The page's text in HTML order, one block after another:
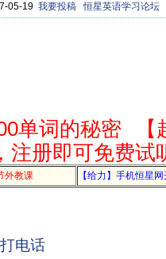
05-19 我要投稿 恒星英语学习论坛
单词的秘密
注册即可免费试
外教课 【给力】手机恒星
电话